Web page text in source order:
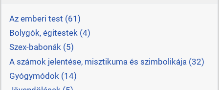
Az emberi test (61)
Bolygók, égitestek (4)
Szex-babonák (5)
A számok jelentése, misztikuma és szimbolikája (32)
Gyógymódok (14)